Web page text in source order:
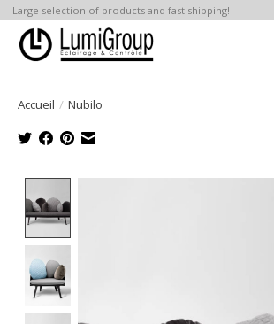
Large selection of products and fast shipping!
Accueil / Nubilo